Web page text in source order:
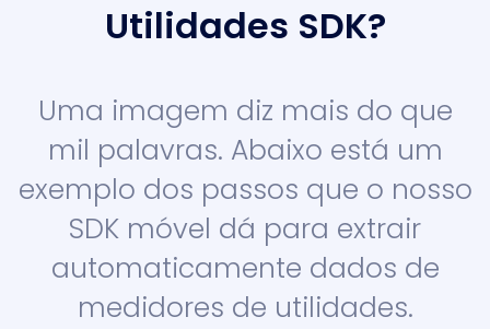
Utilidades SDK?
Uma imagem diz mais do que
mil palavras. Abaixo está um
exemplo dos passos que o nosso
SDK móvel dá para extrair
automaticamente dados de
medidores de utilidades.